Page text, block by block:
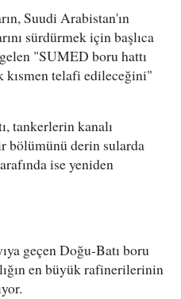
Suudi Arabistan'ın
sürdürmek için başlıca
"SUMED boru hattı
kısmen telafi edileceğini"
tankerlerin kanalı
bölümünü derin sularda
ise yeniden
geçen Doğu-Batı boru
en büyük rafinerilerinin